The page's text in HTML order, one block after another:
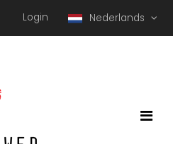
Login Nederlands